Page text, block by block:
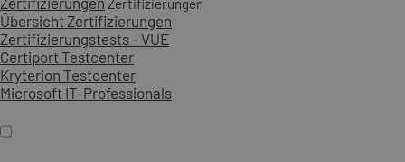
Zertifizierungen
Übersicht Zertifizierungen
Zertifizierungstests - VUE
Certiport Testcenter
Kryterion Testcenter
Microsoft IT-Professionals